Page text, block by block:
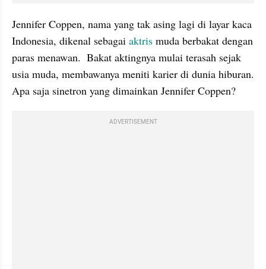
Jennifer Coppen, nama yang tak asing lagi di layar kaca
Indonesia, dikenal sebagai aktris muda berbakat dengan
paras menawan.  Bakat aktingnya mulai terasah sejak
usia muda, membawanya meniti karier di dunia hiburan.
Apa saja sinetron yang dimainkan Jennifer Coppen?
ADVERTISEMENT